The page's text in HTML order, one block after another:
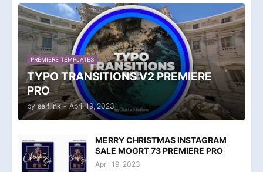
PREMIERE TEMPLATES
TYPO TRANSITIONS V2 PREMIERE
PRO
by seiflink - April 19, 2023
MERRY CHRISTMAS INSTAGRAM
SALE MOGRT 73 PREMIERE PRO
April 19, 2023